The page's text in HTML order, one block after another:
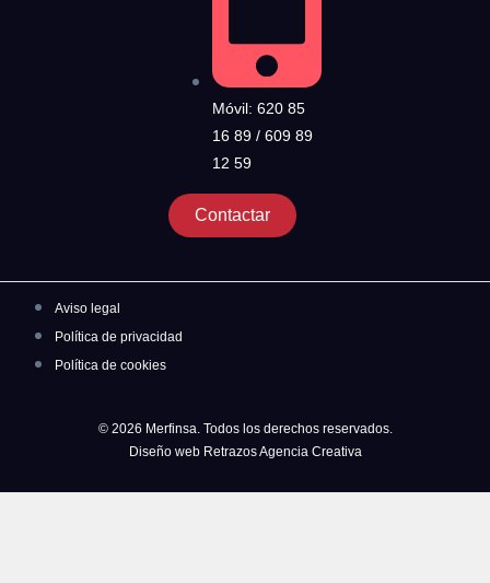
Móvil: 620 85
16 89 / 609 89
12 59
Contactar
Aviso legal
Política de privacidad
Política de cookies
© 2026 Merfinsa. Todos los derechos reservados.
Diseño web Retrazos Agencia Creativa